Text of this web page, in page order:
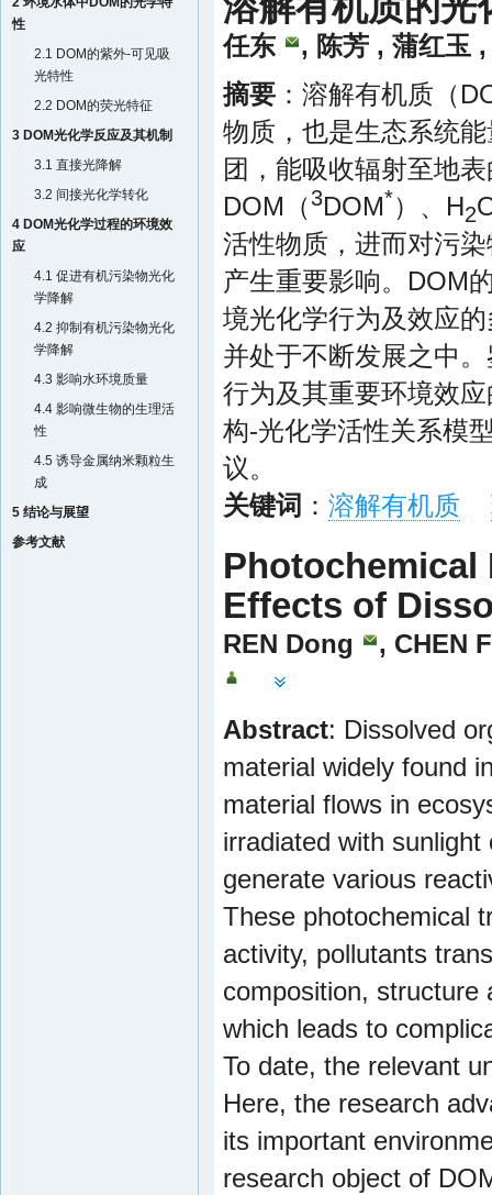
性
2.1 DOM的紫外-可见吸
光特性
2.2 DOM的荧光特征
3 DOM光化学反应及其机制
3.1 直接光降解
3.2 间接光化学转化
4 DOM光化学过程的环境效
应
4.1 促进有机污染物光化
学降解
4.2 抑制有机污染物光化
学降解
4.3 影响水环境质量
4.4 影响微生物的生理活
性
4.5 诱导金属纳米颗粒生
成
5 结论与展望
参考文献
任东 , 陈芳 , 蒲红玉
摘要 ：溶解有机质（
物质，也是生态系统
团，能吸收辐射至地
DOM（3DOM*）、H2
活性物质，进而对污
产生重要影响。DOM
境光化学行为及效应
并处于不断发展之中
行为及其重要环境效
构-光化学活性关系模
议。
关键词 ： 溶解有机质
Photochemical
Effects of
REN Dong , CHEN
Abstract: Dissolved
material widely found
material flows in
irradiated with
generate various
These photochemical
activity, pollutants
composition, structure
which leads to
To date, the relevant
Here, the research
its important
research object of